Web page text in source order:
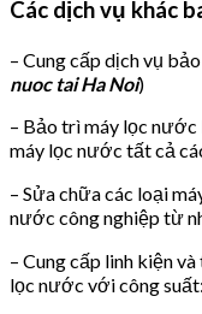
Các dịch vụ khác
– Cung cấp dịch vụ
nuoc tai Ha Noi)
– Bảo trì máy lọc
máy lọc nước tất cả
– Sửa chữa các loại
nước công nghiệp từ
– Cung cấp linh kiện
lọc nước với công